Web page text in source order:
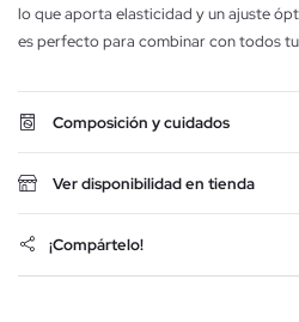
lo que aporta elasticidad y un ajuste
es perfecto para combinar con todos
Composición y cuidados
Ver disponibilidad en tienda
¡Compártelo!